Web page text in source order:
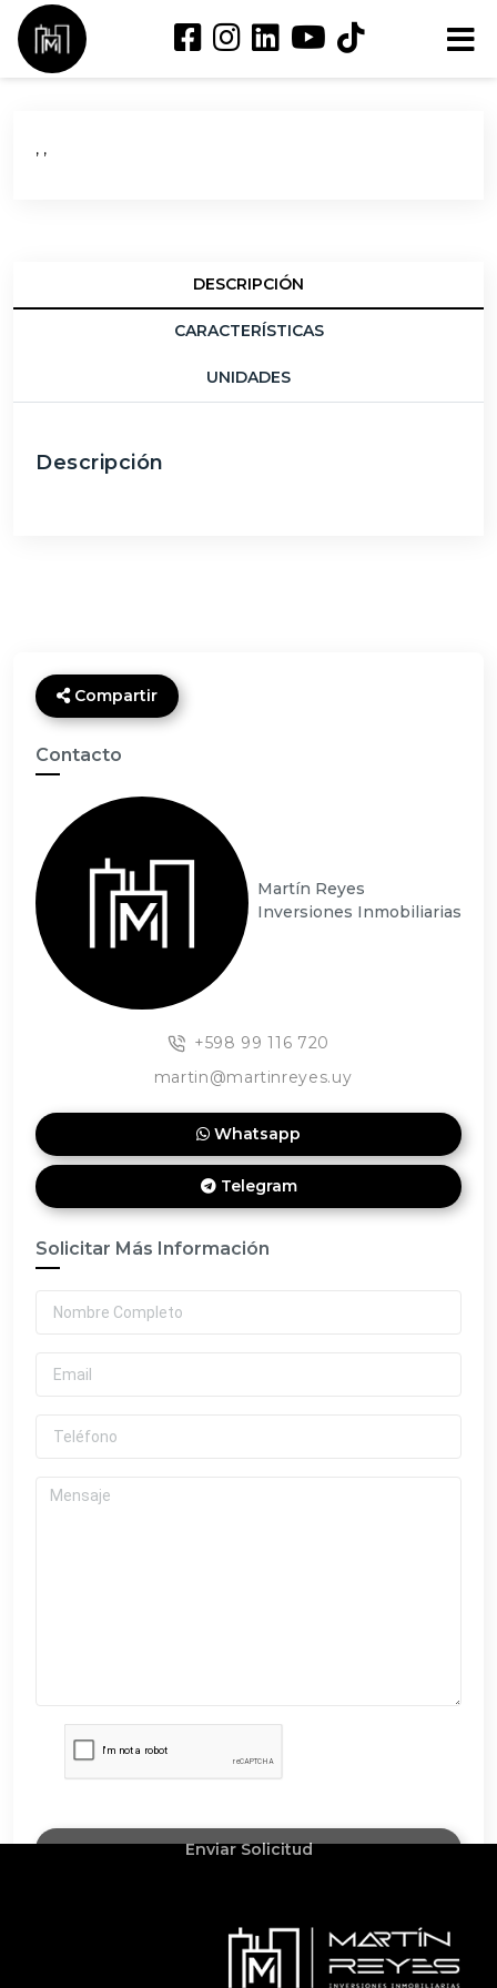
, ,
DESCRIPCIÓN
CARACTERÍSTICAS
UNIDADES
Descripción
Compartir
Contacto
Martín Reyes
Inversiones Inmobiliarias
+598 99 116 720
martin@martinreyes.uy
Whatsapp
Telegram
Solicitar Más Información
Enviar Solicitud